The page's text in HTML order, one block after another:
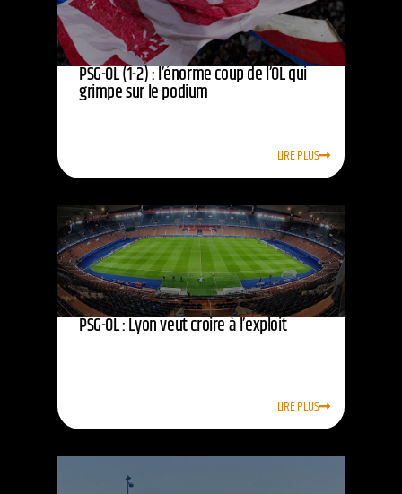
PSG-OL (1-2) : l’énorme coup de l’OL qui
grimpe sur le podium
LIRE PLUS
PSG-OL : Lyon veut croire à l’exploit
LIRE PLUS